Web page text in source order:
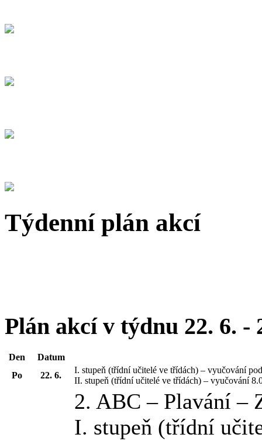
Týdenní plán akcí
Plán akcí v týdnu 22. 6. -
Den
Datum
Po
22. 6.
I. stupeň (třídní učitelé ve třídách) – vyučování
II. stupeň (třídní učitelé ve třídách) – vyučování
2. ABC – Plavání –
I. stupeň (třídní